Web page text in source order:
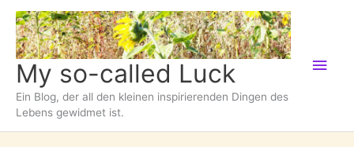
Zum
Inhalt
springen
My so-called Luck
Ein Blog, der all den kleinen inspirierenden Dingen des
Lebens gewidmet ist.